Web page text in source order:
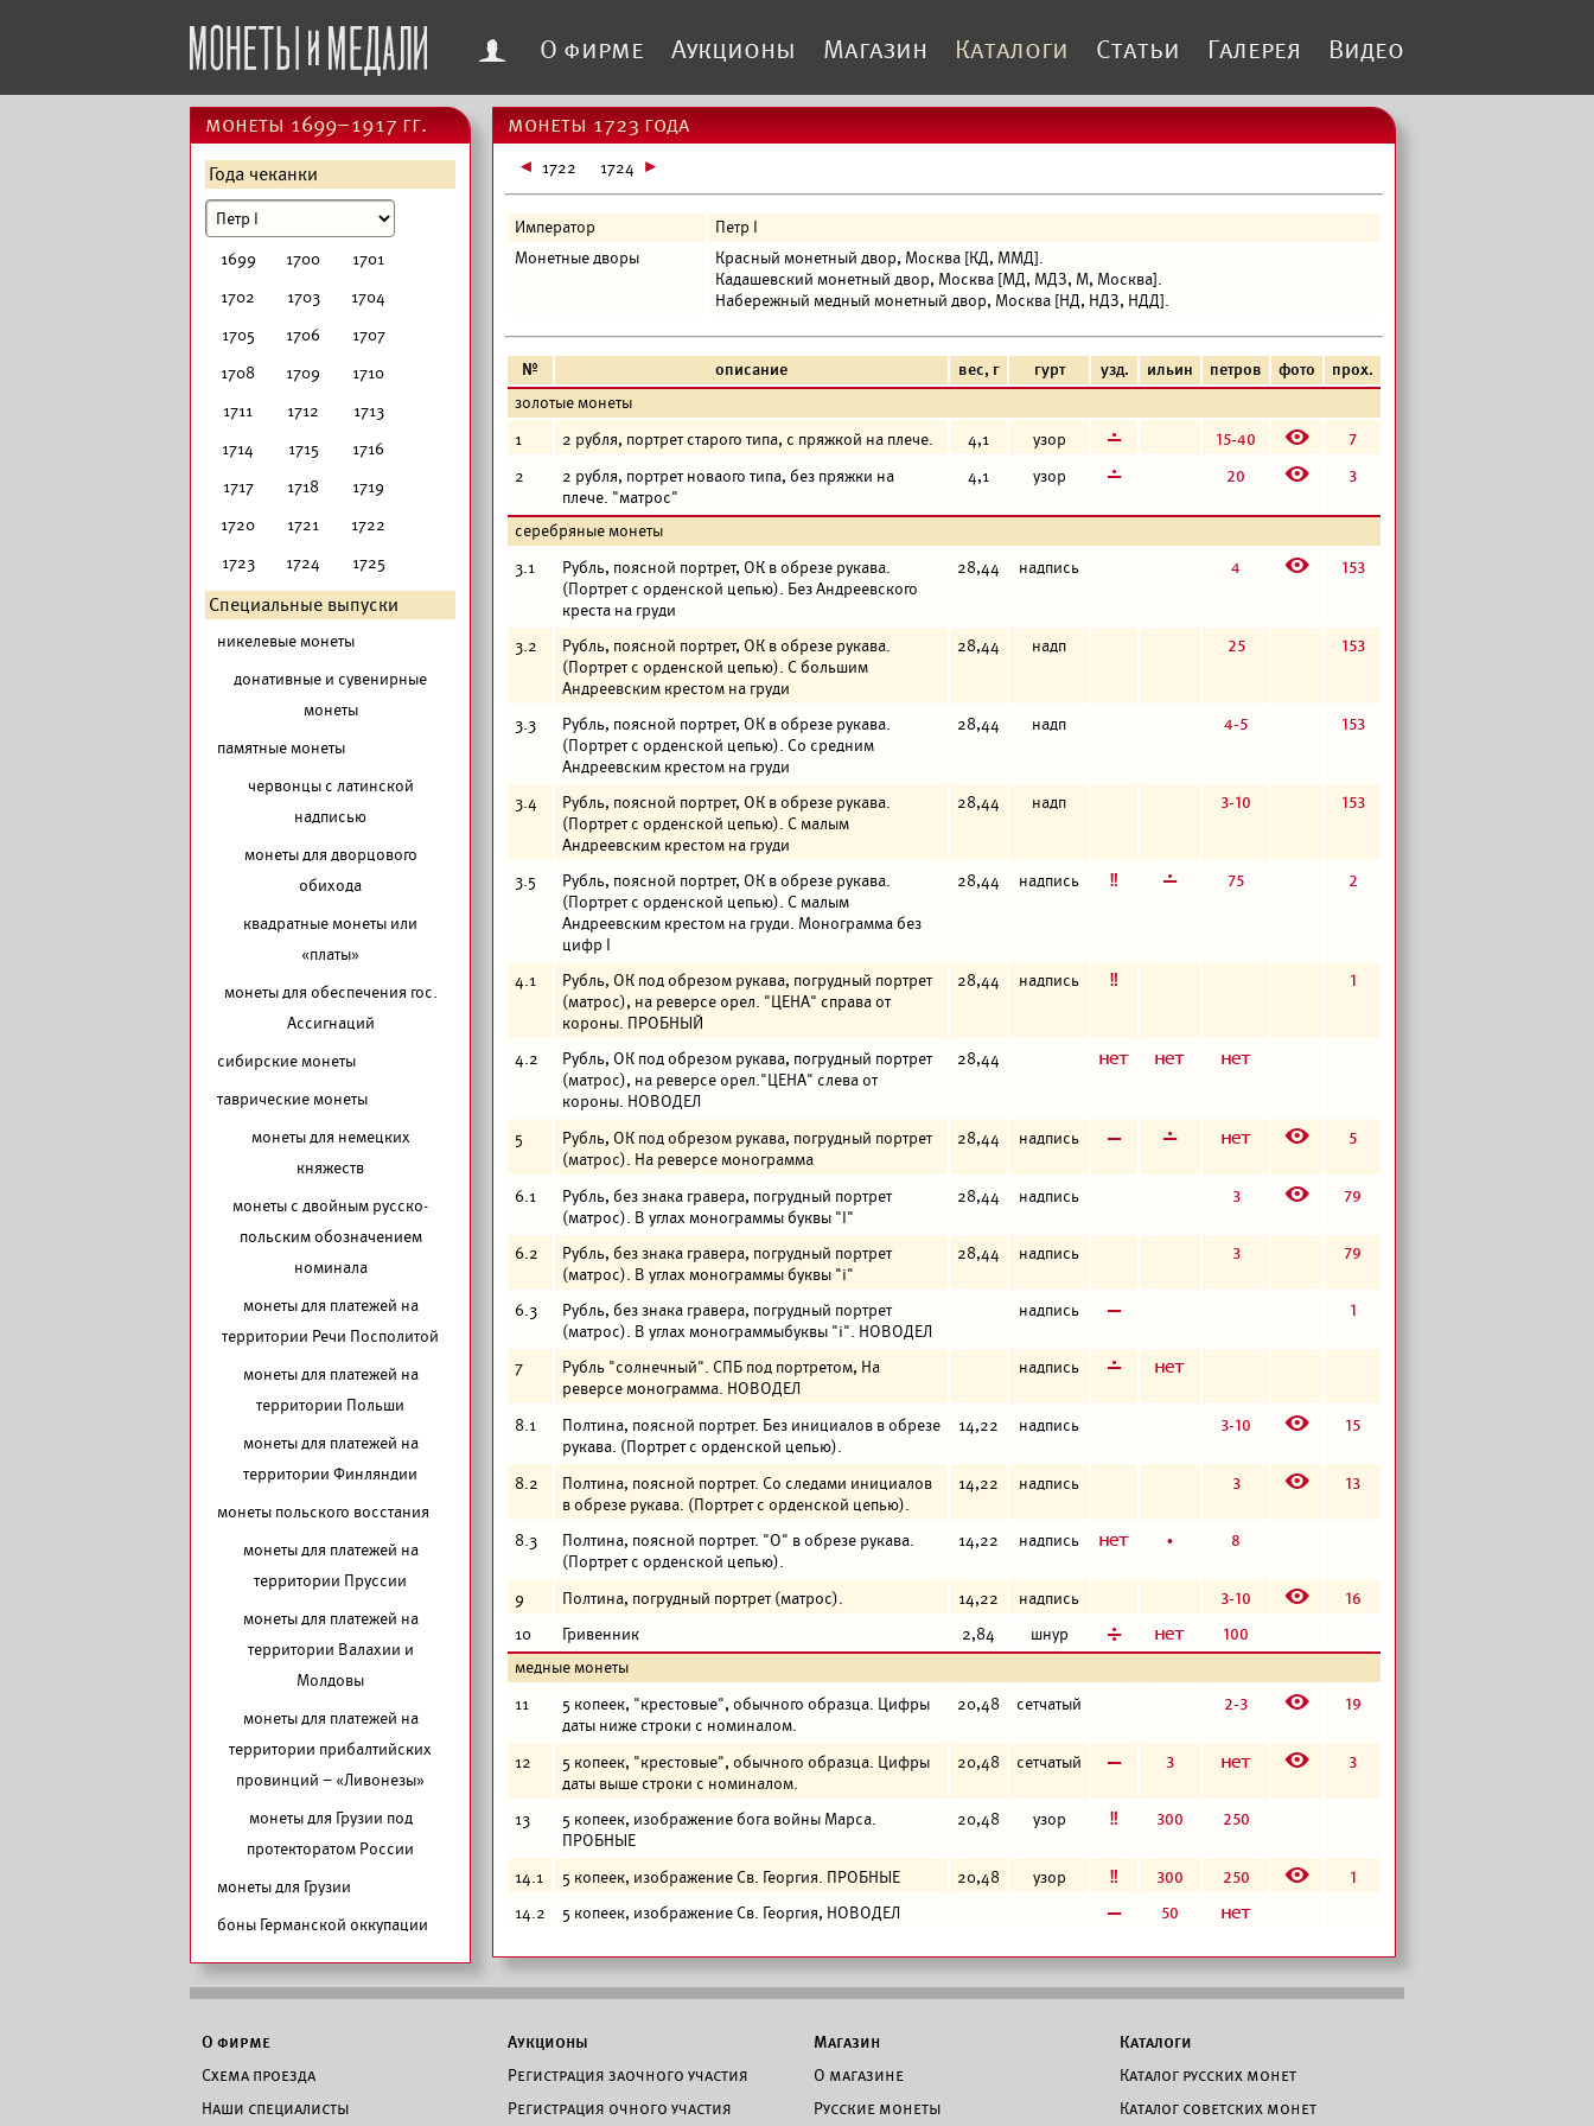
f О фирме Аукционы Магазин Каталоги Статьи Галерея Видео
монеты 1699–1917 гг.
Года чеканки
1699 1700
1701
1702
1703
1704
1705
1706
1707
1708
1709
1710
1711
1712
1713
1714
1715
1716
1717
1718
1719
1720
1721
1722
1723
1724 1725
Специальные выпуски
никелевые монеты
донативные и сувенирные
монеты
памятные монеты
червонцы с латинской
надписью
монеты для дворцового
обихода
квадратные монеты или
«платы»
монеты для обеспечения гос.
Ассигнаций
сибирские монеты
таврические монеты
монеты для немецких
княжеств
монеты с двойным русско-
польским обозначением
номинала
монеты для платежей на
территории Речи Посполитой
монеты для платежей на
территории Польши
монеты для платежей на
территории Финляндии
монеты польского восстания
монеты для платежей на
территории Пруссии
монеты для платежей на
территории Валахии и
Молдовы
монеты для платежей на
территории прибалтийских
провинций – «Ливонезы»
монеты для Грузии под
протекторатом России
монеты для Грузии
боны Германской оккупации
монеты 1723 года
1722 1724
Император
Петр I
Монетные дворы
Красный монетный двор, Москва [КД, ММД].
Кадашевский монетный двор, Москва [МД, МДЗ, М, Москва].
Набережный медный монетный двор, Москва [НД, НДЗ, НДД].
№ описание вес, г гурт узд. ильин петров фото
прох.
золотые монеты
1
2 рубля, портрет старого типа, с пряжкой на плече. 4,1 узор г 15-40 E 7
2
2 рубля, портрет новаого типа, без пряжки на
плече. "матрос"
4,1 узор г 20 E 3
серебряные монеты
3.1
Рубль, поясной портрет, ОК в обрезе рукава.
(Портрет с орденской цепью). Без Андреевского
креста на груди
28,44 надпись 4 E 153
3.2
Рубль, поясной портрет, ОК в обрезе рукава.
(Портрет с орденской цепью). С большим
Андреевским крестом на груди
28,44 надп 25 153
3.3
Рубль, поясной портрет, ОК в обрезе рукава.
(Портрет с орденской цепью). Со средним
Андреевским крестом на груди
28,44 надп 4-5 153
3.4
Рубль, поясной портрет, ОК в обрезе рукава.
(Портрет с орденской цепью). С малым
Андреевским крестом на груди
28,44 надп 3-10 153
3.5
Рубль, поясной портрет, ОК в обрезе рукава.
(Портрет с орденской цепью). С малым
Андреевским крестом на груди. Монограмма без
цифр I
28,44 надпись е г 75 2
4.1
Рубль, ОК под обрезом рукава, погрудный портрет
(матрос), на реверсе орел. "ЦЕНА" справа от
короны. ПРОБНЫЙ
28,44 надпись е 1
4.2
Рубль, ОК под обрезом рукава, погрудный портрет
(матрос), на реверсе орел."ЦЕНА" слева от
короны. НОВОДЕЛ
28,44 а а а
5
Рубль, ОК под обрезом рукава, погрудный портрет
(матрос). На реверсе монограмма
28,44 надпись в г а E 5
6.1
Рубль, без знака гравера, погрудный портрет
(матрос). В углах монограммы буквы "I"
28,44 надпись 3 E 79
6.2
Рубль, без знака гравера, погрудный портрет
(матрос). В углах монограммы буквы "i"
28,44 надпись 3 79
6.3
Рубль, без знака гравера, погрудный портрет
(матрос). В углах монограммыбуквы "i". НОВОДЕЛ
надпись в 1
7
Рубль "солнечный". СПБ под портретом, На
реверсе монограмма. НОВОДЕЛ
надпись г а
8.1
Полтина, поясной портрет. Без инициалов в обрезе
рукава. (Портрет с орденской цепью).
14,22 надпись 3-10 E 15
8.2
Полтина, поясной портрет. Со следами инициалов
в обрезе рукава. (Портрет с орденской цепью).
14,22 надпись 3 E 13
8.3
Полтина, поясной портрет. "О" в обрезе рукава.
(Портрет с орденской цепью).
14,22 надпись а б 8
9 Полтина, погрудный портрет (матрос). 14,22 надпись 3-10 E 16
10 Гривенник 2,84 шнур д а 100
медные монеты
11
5 копеек, "крестовые", обычного образца. Цифры
даты ниже строки с номиналом.
20,48 сетчатый 2-3 E 19
12
5 копеек, "крестовые", обычного образца. Цифры
даты выше строки с номиналом.
20,48 сетчатый в 3 а E 3
13
5 копеек, изображение бога войны Марса.
ПРОБНЫЕ
20,48 узор е 300 250
14.1 5 копеек, изображение Св. Георгия. ПРОБНЫЕ 20,48 узор е 300 250 E 1
14.2 5 копеек, изображение Св. Георгия, НОВОДЕЛ в 50 а
О фирме
Схема проезда
Наши специалисты
Аукционы
Регистрация заочного участия
Регистрация очного участия
Магазин
О магазине
Русские монеты
Каталоги
Каталог русских монет
Каталог советских монет